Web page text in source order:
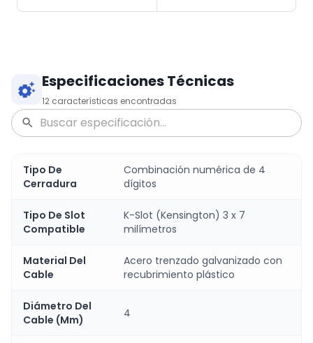
Especificaciones Técnicas
12 características encontradas
Tipo De
Cerradura
Combinación numérica de 4
dígitos
Tipo De Slot
Compatible
K-Slot (Kensington) 3 x 7
milímetros
Material Del
Cable
Acero trenzado galvanizado con
recubrimiento plástico
Diámetro Del
Cable (Mm)
4